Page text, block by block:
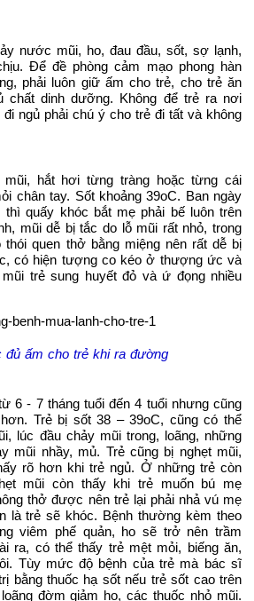
nước mũi, ho, đau đầu, sốt, sợ lạnh,
Để đề phòng cảm mạophong hàn
phải luôn giữ ấm cho trẻ, cho trẻ ăn
chất dinh dưỡng. Không để trẻ ra nơi
đi ngủ phải chú ý cho trẻ đi tất và không
hắt hơi từng tràng hoặc từng cái
chân tay. Sốt khoảng 39oC. Ban ngày
quấy khóc bắt mẹ phải bế luôn trên
mũi dễ bị tắc do lỗ mũi rất nhỏ, trong
quen thở bằng miệng nên rất dễ bị
có hiện tượng co kéo ở thượng ức và
trẻ sung huyết đỏ và ứ đọng nhiều
đủ ấm cho trẻ khi ra đường
6 - 7 tháng tuổi đến 4 tuổi nhưng cũng
Trẻ bị sốt 38 – 39oC, cũng có thể
lúc đầu chảy mũi trong, loãng, những
mũi nhầy, mủ. Trẻ cũng bị nghẹt mũi,
rõ hơn khi trẻ ngủ. Ở những trẻ còn
mũi còn thấy khi trẻ muốn bú mẹ
thở được nên trẻ lại phải nhả vú mẹ
là trẻ sẽ khóc. Bệnh thường kèm theo
viêm phế quản, ho sẽ trở nên trầm
ra, có thể thấy trẻ mệt mỏi, biếng ăn,
Tùy mức độ bệnh của trẻ mà bác sĩ
bằng thuốc hạ sốt nếu trẻ sốt cao trên
đờm giảm ho, các thuốc nhỏ mũi.